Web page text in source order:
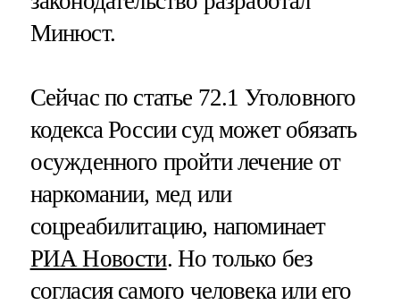
Минюст.
Сейчас по статье 72.1 Уголовного
кодекса России суд может обязать
осужденного пройти лечение от
наркомании, мед или
соцреабилитацию, напоминает
РИА Новости. Но только без
согласия самого человека или его